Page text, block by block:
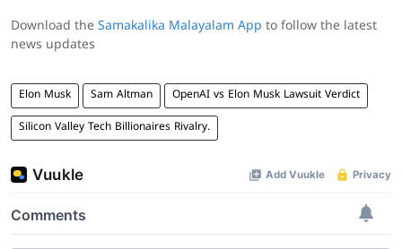
Download the Samakalika Malayalam App to follow the latest
news updates
Elon Musk Sam Altman OpenAI vs Elon Musk Lawsuit Verdict
Silicon Valley Tech Billionaires Rivalry.